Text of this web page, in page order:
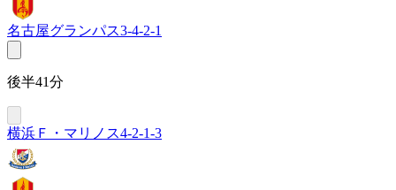
名古屋グランパス3-4-2-1
後半41分
横浜Ｆ・マリノス4-2-1-3